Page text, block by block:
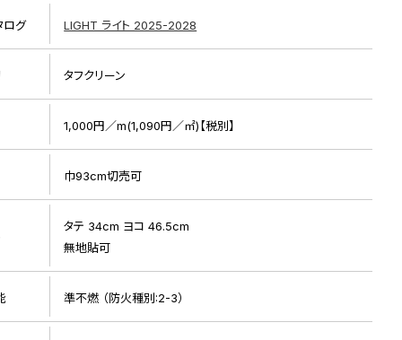
ログ LIGHT ライト 2025-2028
タフクリーン
1,000円／m(1,090円／㎡)【税別】
巾93cm切売可
タテ 34cm ヨコ 46.5cm
無地貼可
準不燃 （防火種別:2-3）